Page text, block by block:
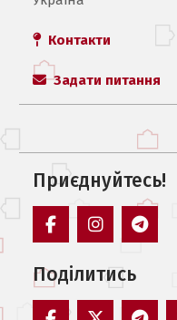
Контакти
Задати питання
Приєднуйтесь!
Поділитись